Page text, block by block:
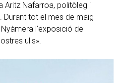
Aritz Nafarroa, politòleg i
Durant tot el mes de maig
l’exposició de
ulls».